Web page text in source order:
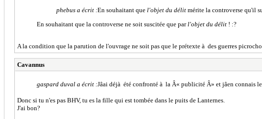
phebus a écrit :En souhaitant que l'objet du délit mérite la controverse qu'il
En souhaitant que la controverse ne soit suscitée que par l'objet du délit ! :?
A la condition que la parution de l'ouvrage ne soit pas que le prétexte à des guerres
Cavannus
gaspard duval a écrit :Jâai déjà été confronté à la Â« publicité Â» et jâen connais les
Donc si tu n'es pas BHV, tu es la fille qui est tombée dans le puits de Lanternes.
J'ai bon?